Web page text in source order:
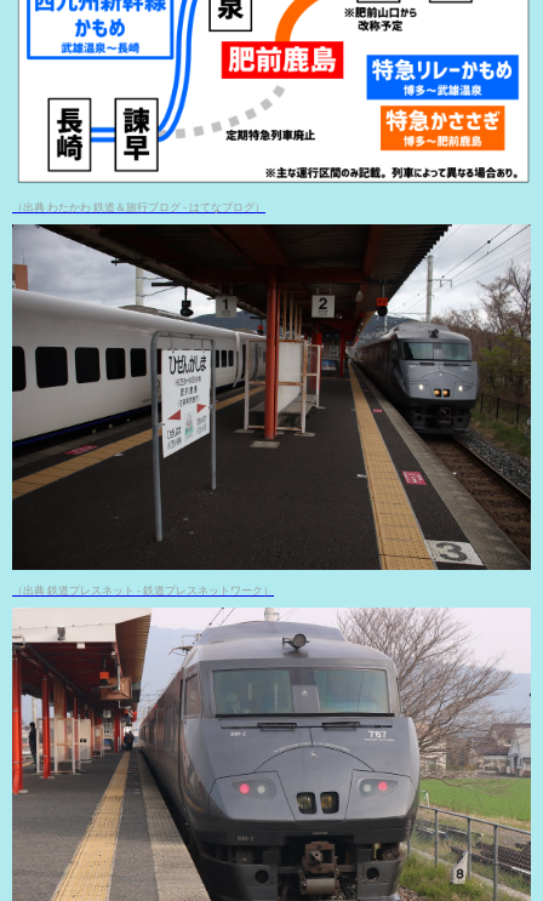
（出典 わたかわ 鉄道＆旅行ブログ - はてなブログ）
（出典 鉄道プレスネット - 鉄道プレスネットワーク）